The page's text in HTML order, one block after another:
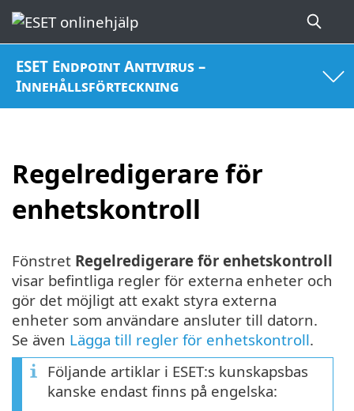
ESET Endpoint Antivirus –
Innehållsförteckning
Regelredigerare för
enhetskontroll
Fönstret Regelredigerare för enhetskontroll
visar befintliga regler för externa enheter och
gör det möjligt att exakt styra externa
enheter som användare ansluter till datorn.
Se även Lägga till regler för enhetskontroll.
Följande artiklar i ESET:s kunskapsbas
kanske endast finns på engelska: